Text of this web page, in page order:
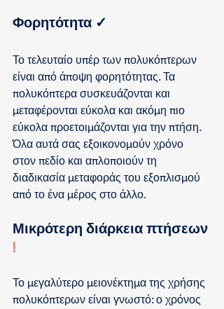
Φορητότητα ✓
Το τελευταίο υπέρ των πολυκόπτερων
είναι από άποψη φορητότητας. Τα
πολυκόπτερα συσκευάζονται και
μεταφέρονται εύκολα και ακόμη πιο
εύκολα προετοιμάζονται για την πτήση.
Όλα αυτά σας εξοικονομούν χρόνο
στον πεδίο και απλοποιούν τη
διαδικασία μεταφοράς του εξοπλισμού
από το ένα μέρος στο άλλο.
Μικρότερη διάρκεια πτήσεων
!
Το μεγαλύτερο μειονέκτημα της χρήσης
πολυκόπτερων είναι γνωστό: ο χρόνος